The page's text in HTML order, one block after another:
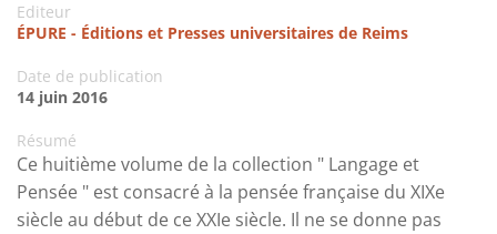
Editeur
ÉPURE - Éditions et Presses universitaires de Reims
Date de publication
14 juin 2016
Résumé
Ce huitième volume de la collection " Langage et
Pensée " est consacré à la pensée française du XIXe
siècle au début de ce XXIe siècle. Il ne se donne pas